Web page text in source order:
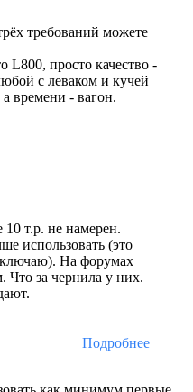
требований можете
L800, просто качество -
с леваком и кучей
а времени - вагон.
т.р. не намерен.
использовать (это
На форумах
Что за чернила у них.
Подробнее